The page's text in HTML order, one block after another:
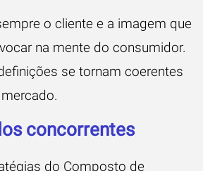
o cliente e a imagem que
na mente do consumidor.
se tornam coerentes
concorrentes
do Composto de